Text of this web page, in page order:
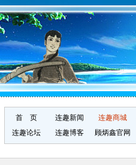
首 页 连趣新闻 连趣商城
连趣论坛
连趣博客 顾炳鑫官网